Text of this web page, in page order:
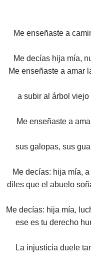
Me enseñaste a
Me decías hija mía,
Me enseñaste a amar
a subir al árbol
Me enseñaste a
sus galopas, sus
Me decías: hija mía,
diles que el abuelo
Me decías: hija mía,
ese es tu derecho
La injusticia duele